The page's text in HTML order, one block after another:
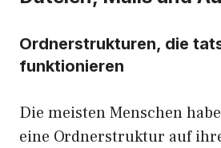
Ordnerstrukturen, die
funktionieren
Die meisten Menschen
eine Ordnerstruktur auf